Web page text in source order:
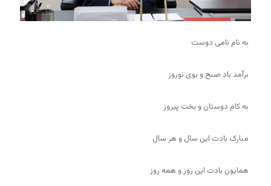
به نام نامی دوست
برآمد باد صبح و بوی نوروز
به کام دوستان و بخت پیروز
مبارک بادت این سال و هر سال
همایون بادت این روز و همه روز